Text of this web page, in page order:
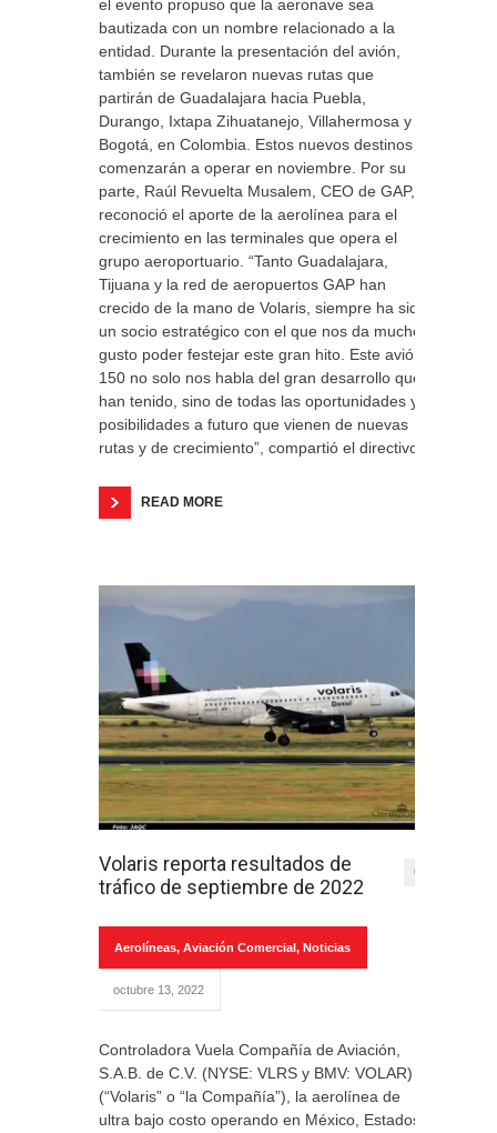
el evento propuso que la aeronave sea
bautizada con un nombre relacionado a la
entidad. Durante la presentación del avión,
también se revelaron nuevas rutas que
partirán de Guadalajara hacia Puebla,
Durango, Ixtapa Zihuatanejo, Villahermosa y
Bogotá, en Colombia. Estos nuevos destinos
comenzarán a operar en noviembre. Por su
parte, Raúl Revuelta Musalem, CEO de GAP,
reconoció el aporte de la aerolínea para el
crecimiento en las terminales que opera el
grupo aeroportuario. “Tanto Guadalajara,
Tijuana y la red de aeropuertos GAP han
crecido de la mano de Volaris, siempre ha sido
un socio estratégico con el que nos da mucho
gusto poder festejar este gran hito. Este avión
150 no solo nos habla del gran desarrollo que
han tenido, sino de todas las oportunidades y
posibilidades a futuro que vienen de nuevas
rutas y de crecimiento”, compartió el directivo.
READ MORE
Volaris reporta resultados de
tráfico de septiembre de 2022
0
Aerolíneas, Aviación Comercial, Noticias
octubre 13, 2022
Controladora Vuela Compañía de Aviación,
S.A.B. de C.V. (NYSE: VLRS y BMV: VOLAR)
(“Volaris” o “la Compañía”), la aerolínea de
ultra bajo costo operando en México, Estados